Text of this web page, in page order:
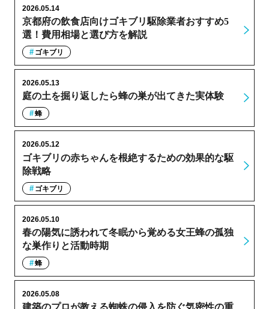
京都府の飲食店向けゴキブリ駆除業者おすすめ5
選！費用相場と選び方を解説
2026.05.14
ゴキブリ
庭の土を掘り返したら蜂の巣が出てきた実体験
2026.05.13
蜂
ゴキブリの赤ちゃんを根絶するための効果的な駆
除戦略
2026.05.12
ゴキブリ
春の陽気に誘われて冬眠から覚める女王蜂の孤独
な巣作りと活動時期
2026.05.10
蜂
2026.05.08